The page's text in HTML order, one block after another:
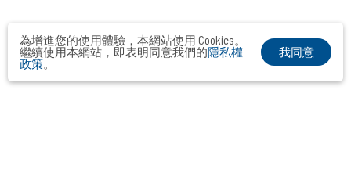
為增進您的使用體驗，本網站使用 Cookies。
繼續使用本網站，即表明同意我們的隱私權
政策。
我同意